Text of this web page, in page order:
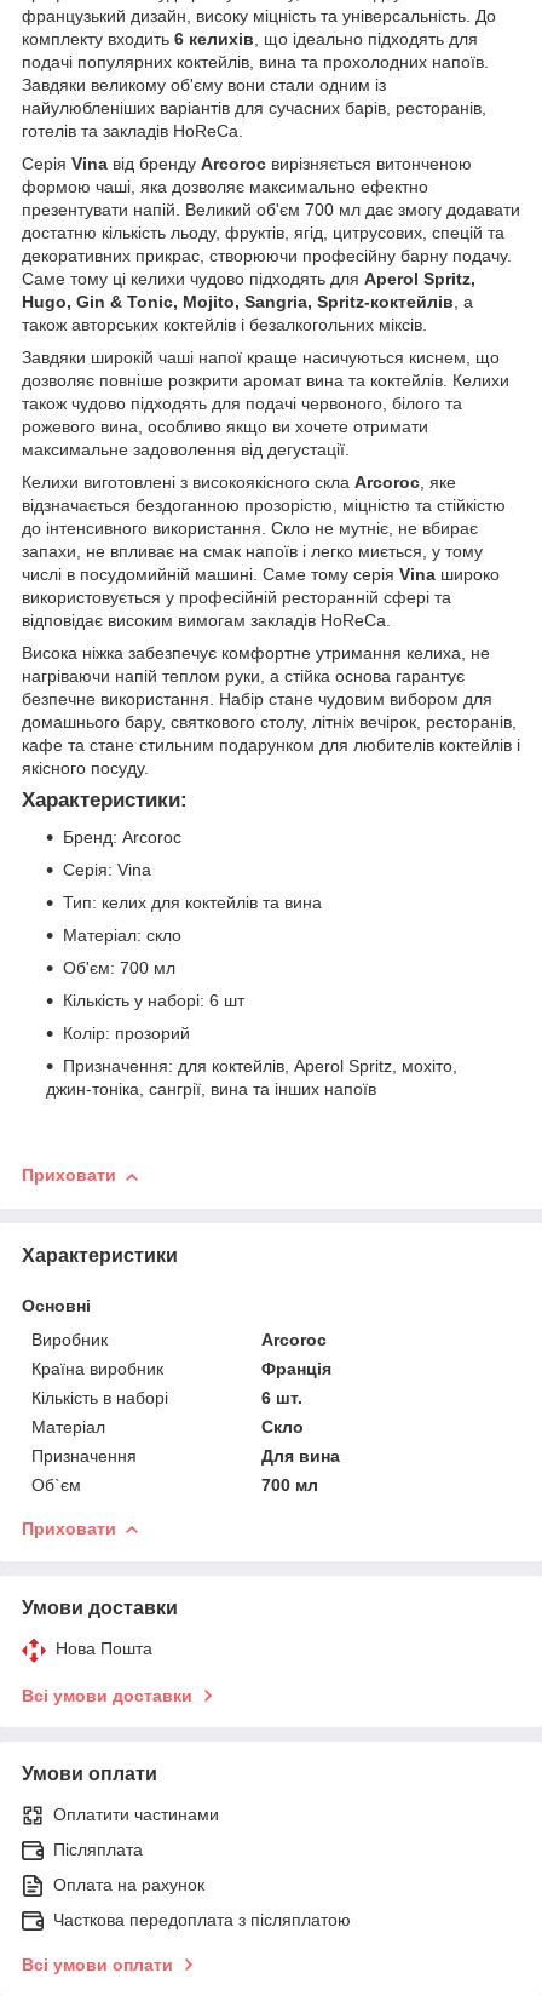
французький дизайн, високу міцність та універсальність. До
комплекту входить 6 келихів , що ідеально підходять для
подачі популярних коктейлів, вина та прохолодних напоїв.
Завдяки великому об'єму вони стали одним із
найулюбленіших варіантів для сучасних барів, ресторанів,
готелів та закладів HoReCa.
Серія Vina від бренду Arcoroc вирізняється витонченою
формою чаші, яка дозволяє максимально ефектно
презентувати напій. Великий об'єм 700 мл дає змогу додавати
достатню кількість льоду, фруктів, ягід, цитрусових, спецій та
декоративних прикрас, створюючи професійну барну подачу.
Саме тому ці келихи чудово підходять для Aperol Spritz,
Hugo, Gin & Tonic, Mojito, Sangria, Spritz-коктейлів , а
також авторських коктейлів і безалкогольних міксів.
Завдяки широкій чаші напої краще насичуються киснем, що
дозволяє повніше розкрити аромат вина та коктейлів. Келихи
також чудово підходять для подачі червоного, білого та
рожевого вина, особливо якщо ви хочете отримати
максимальне задоволення від дегустації.
Келихи виготовлені з високоякісного скла Arcoroc , яке
відзначається бездоганною прозорістю, міцністю та стійкістю
до інтенсивного використання. Скло не мутніє, не вбирає
запахи, не впливає на смак напоїв і легко миється, у тому
числі в посудомийній машині. Саме тому серія Vina широко
використовується у професійній ресторанній сфері та
відповідає високим вимогам закладів HoReCa.
Висока ніжка забезпечує комфортне утримання келиха, не
нагріваючи напій теплом руки, а стійка основа гарантує
безпечне використання. Набір стане чудовим вибором для
домашнього бару, святкового столу, літніх вечірок, ресторанів,
кафе та стане стильним подарунком для любителів коктейлів і
якісного посуду.
Характеристики:
Бренд: Arcoroc
Серія: Vina
Тип: келих для коктейлів та вина
Матеріал: скло
Об'єм: 700 мл
Кількість у наборі: 6 шт
Колір: прозорий
Призначення: для коктейлів, Aperol Spritz, мохіто,
джин-тоніка, сангрії, вина та інших напоїв
Приховати
Характеристики
Основні
Виробник
Arcoroc
Країна виробник
Франція
Кількість в наборі
6 шт.
Матеріал
Скло
Призначення
Для вина
Об`єм
700 мл
Приховати
Умови доставки
Нова Пошта
Всі умови доставки
Умови оплати
Оплатити частинами
Післяплата
Оплата на рахунок
Часткова передоплата з післяплатою
Всі умови оплати